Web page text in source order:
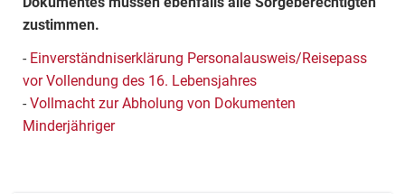
zustimmen.
- Einverständniserklärung Personalausweis/Reisepass
vor Vollendung des 16. Lebensjahres
- Vollmacht zur Abholung von Dokumenten
Minderjähriger